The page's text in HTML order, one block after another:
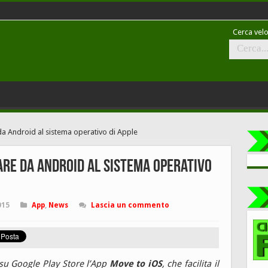
Cerca
Android al sistema operativo di Apple
da Android al sistema operativo
App, News Lascia un commento
Google Play Store l’App Move to iOS, che facilita il